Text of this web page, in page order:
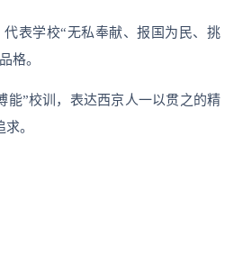
表学校“无私奉献、报国为民、挑
格。
能”校训，表达西京人一以贯之的精
。